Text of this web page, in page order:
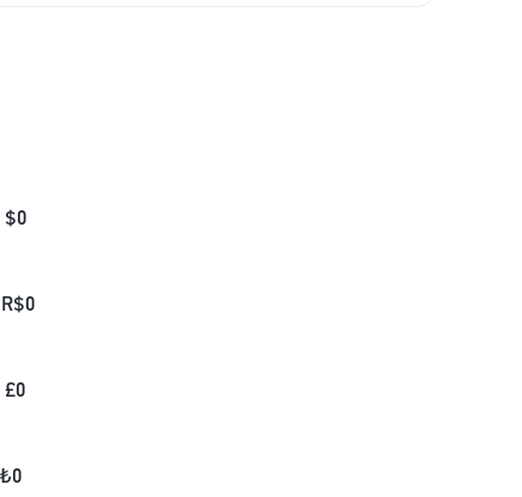
$0
R$0
£0
₺0